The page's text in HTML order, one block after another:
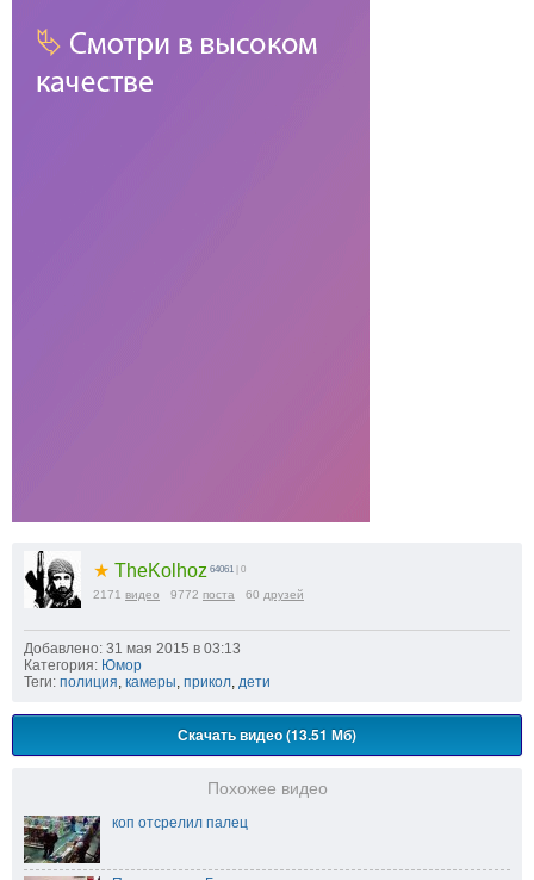
★ TheKolhoz 64061 | 0
2171 видео 9772 поста 60 друзей
Добавлено: 31 мая 2015 в 03:13
Категория: Юмор
Теги: полиция камеры прикол дети
Скачать видео (13.51 Мб)
Похожее видео
коп отсрелил палец